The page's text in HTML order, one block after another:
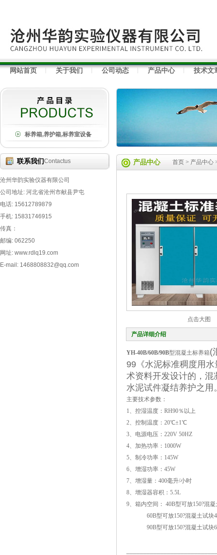
网站首页 关于我们 公司动态 产品中心 技术文
标养箱,养护箱,标养室设备
联系我们Contactus
沧州华韵实验仪器有限公司
公司地址: 河北省沧州市献县尹屯
电话: 15612789879
手机: 15831746915
传真：
邮编: 062250
网址: www.rdlq19.com
E-mail: 1468808832@qq.com
产品中心 首页 > 产品中心
点击大图
产品详细介绍
YH-40B/60B/90B型混凝土标养箱(
99《水泥标准稠度用
术资料开发设计的，
水泥试件凝结养护之用
主要技术参数：
1、控湿温度：RH90％以上
2、控制温度：20℃±1℃
3、电源电压：220V 50HZ
4、加热功率：1000W
5、制冷功率：145W
6、增湿功率：45W
7、增湿量：400毫升/小时
8、增湿器容积：5.5L
9、箱内空间： 40B型可放150?混
60B型可放150?混凝土试块
90B型可放150?混凝土试块